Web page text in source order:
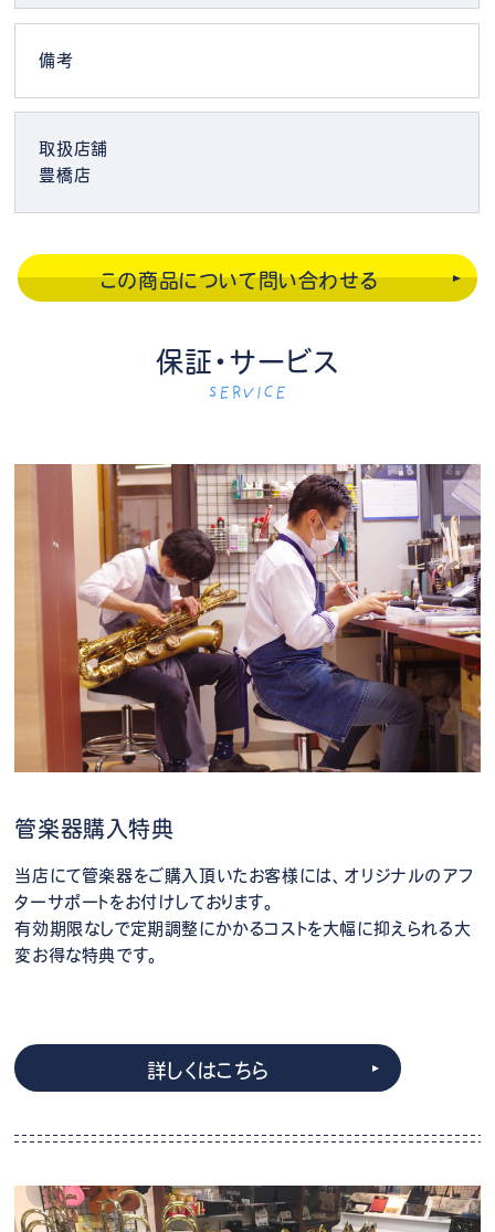
備考
取扱店舗
豊橋店
この商品について問い合わせる
保証・サービス
SERVICE
管楽器購入特典
当店にて管楽器をご購入頂いたお客様には、オリジナルのアフ
ターサポートをお付けしております。
有効期限なしで定期調整にかかるコストを大幅に抑えられる大
変お得な特典です。
詳しくはこちら